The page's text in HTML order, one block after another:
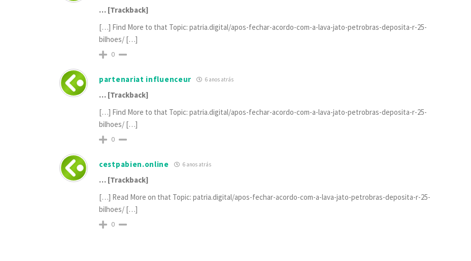
… [Trackback]
[…] Find More to that Topic: patria.digital/apos-fechar-acordo-com-a-lava-jato-petrobras-deposita-r-25-
bilhoes/ […]
0
partenariat influenceur 6 anos atrás
… [Trackback]
[…] Find More to that Topic: patria.digital/apos-fechar-acordo-com-a-lava-jato-petrobras-deposita-r-25-
bilhoes/ […]
0
cestpabien.online 6 anos atrás
… [Trackback]
[…] Read More on that Topic: patria.digital/apos-fechar-acordo-com-a-lava-jato-petrobras-deposita-r-25-
bilhoes/ […]
0